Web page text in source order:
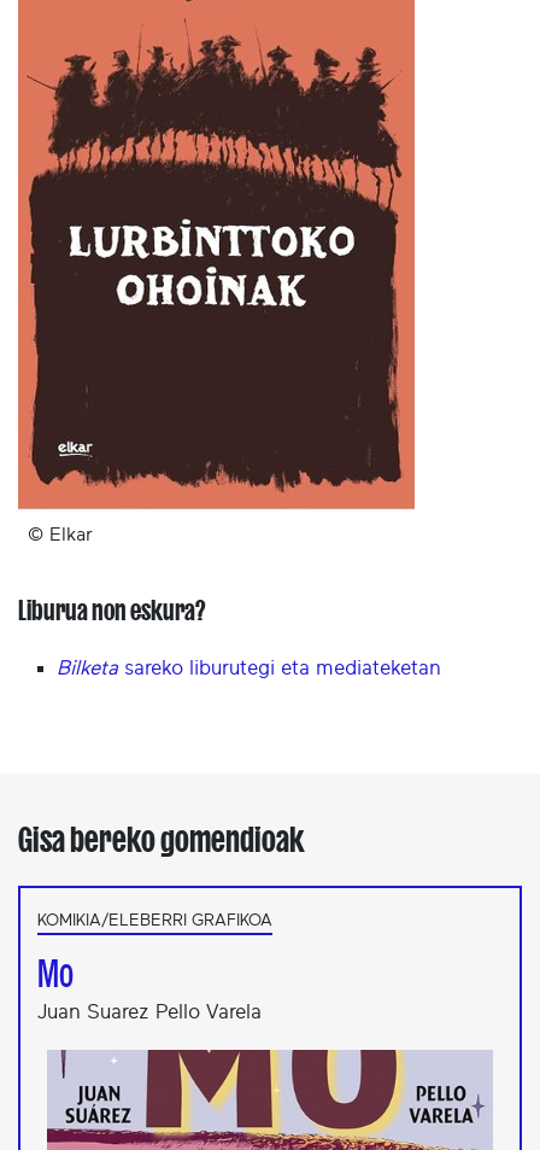
© Elkar
Liburua non eskura?
Bilketa sareko liburutegi eta mediateketan
Gisa bereko gomendioak
KOMIKIA/ELEBERRI GRAFIKOA
Mo
Juan Suarez Pello Varela